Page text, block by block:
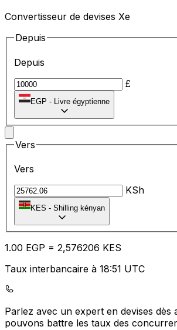
Convertisseur de devises Xe
Depuis
Depuis
£
EGP - Livre égyptienne
Vers
Vers
KSh
KES - Shilling kényan
1.00 EGP = 2,576206 KES
Taux interbancaire à 18:51 UTC
Parlez avec un expert en devises dès
pouvons battre les taux des